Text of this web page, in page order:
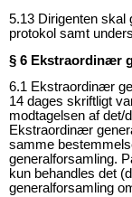
5.13 Dirigenten skal
protokol samt
§ 6 Ekstraordinær
6.1 Ekstraordinær
14 dages skriftligt
modtagelsen af det/
Ekstraordinær
samme
generalforsamling.
kun behandles det
generalforsamling